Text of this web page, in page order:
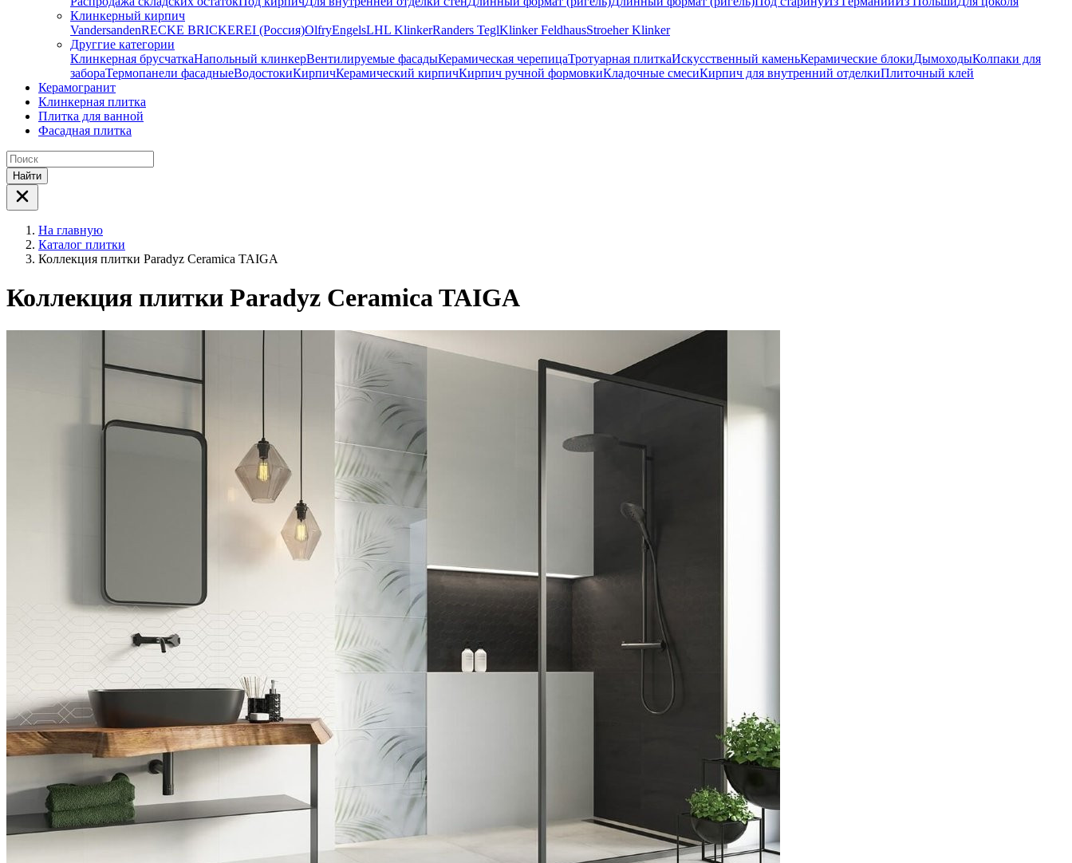
Клинкерный кирпич
VandersandenRECKE BRICKEREI (Россия)OlfryEngelsLHL KlinkerRanders TeglKlinker FeldhausStroeher Klinker
Друггие категории
Клинкерная брусчаткаНапольный клинкерВентилируемые фасадыКерамическая черепицаТротуарная плиткаИскусственный каменьКерамические блокиДымоходыКолпаки для
забораТермопанели фасадныеВодостокиКирпичКерамический кирпичКирпич ручной формовкиКладочные смесиКирпич для внутренний отделкиПлиточный клей
Керамогранит
Клинкерная плитка
Плитка для ванной
Фасадная плитка
Найти
На главную
Каталог плитки
Коллекция плитки Paradyz Ceramica TAIGA
Коллекция плитки Paradyz Ceramica TAIGA